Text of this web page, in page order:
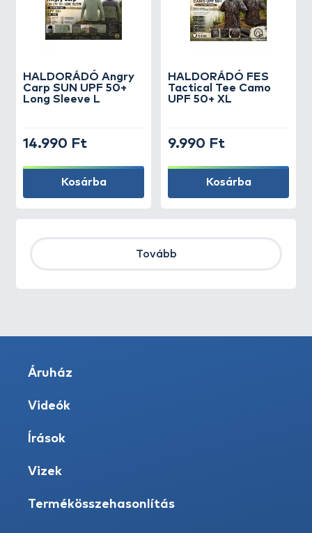
HALDORÁDÓ Angry
Carp SUN UPF 50+
Long Sleeve L
14.990 Ft
Kosárba
HALDORÁDÓ FES
Tactical Tee Camo
UPF 50+ XL
9.990 Ft
Kosárba
Tovább
Áruház
Videók
Írások
Vizek
Termékösszehasonlítás